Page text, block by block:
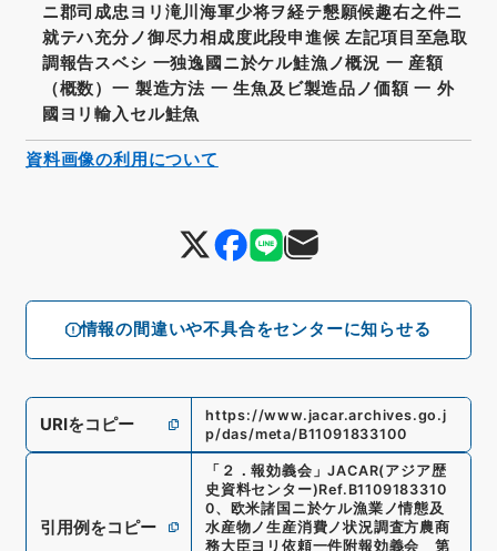
情報の間違いや不具合をセンターに知らせる
ニ郡司成忠ヨリ滝川海軍少将ヲ経テ懇願候趣右之件ニ
就テハ充分ノ御尽力相成度此段申進候 左記項目至急取
調報告スベシ 一独逸國ニ於ケル鮭漁ノ概況 一 産額
（概数）一 製造方法 一 生魚及ビ製造品ノ価額 一 外
國ヨリ輸入セル鮭魚
URIをコピー
https://www.jacar.archives.go.j
p/das/meta/B11091833100
引用例をコピー
「 ２．報効義会 」JACAR(アジア歴
史資料センター)Ref. B1109183310
0、
欧米諸国ニ於ケル漁業ノ情態及
水産物ノ生産消費ノ状況調査方農商
務大臣ヨリ依頼一件附報効義会 第
資料画像の利用について